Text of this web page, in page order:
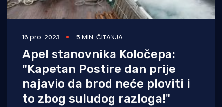
16 pro. 2023 5 MIN. ČITANJA
Apel stanovnika Koločepa:
"Kapetan Postire dan prije
najavio da brod neće ploviti i
to zbog suludog razloga!"